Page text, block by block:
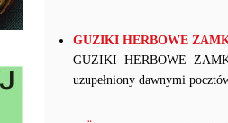
GUZIKI HERBOWE
GUZIKI HERBOWE
uzupełniony dawnymi